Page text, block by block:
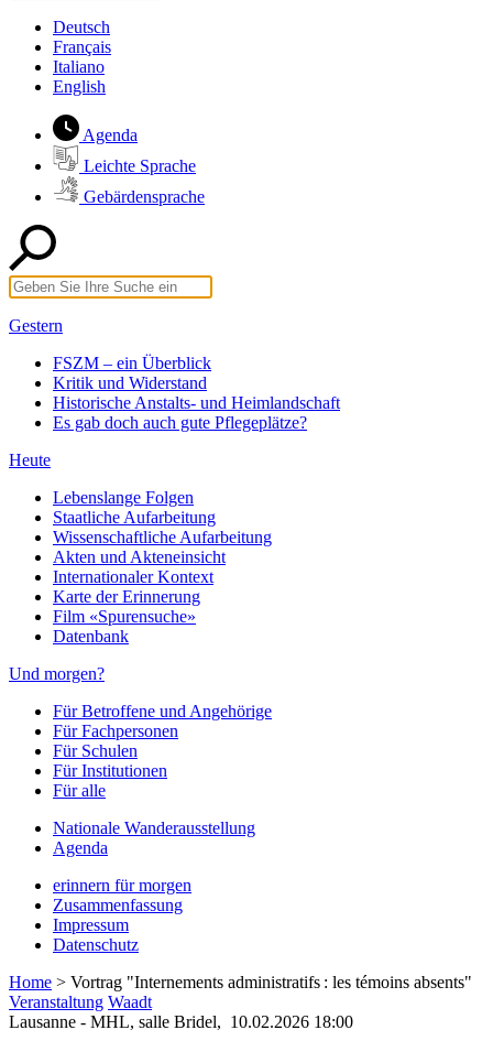
Deutsch
Français
Italiano
English
Agenda
Leichte Sprache
Gebärdensprache
Gestern
FSZM – ein Überblick
Kritik und Widerstand
Historische Anstalts- und Heimlandschaft
Es gab doch auch gute Pflegeplätze?
Heute
Lebenslange Folgen
Staatliche Aufarbeitung
Wissenschaftliche Aufarbeitung
Akten und Akteneinsicht
Internationaler Kontext
Karte der Erinnerung
Film «Spurensuche»
Datenbank
Und morgen?
Für Betroffene und Angehörige
Für Fachpersonen
Für Schulen
Für Institutionen
Für alle
Nationale Wanderausstellung
Agenda
erinnern für morgen
Zusammenfassung
Impressum
Datenschutz
Home > Vortrag "Internements administratifs : les témoins absents"
Veranstaltung Waadt
Lausanne - MHL, salle Bridel, 10.02.2026 18:00